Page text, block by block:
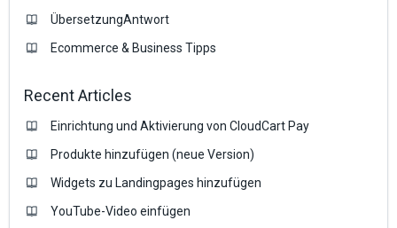
ÜbersetzungAntwort
Ecommerce & Business Tipps
Recent Articles
Einrichtung und Aktivierung von CloudCart Pay
Produkte hinzufügen (neue Version)
Widgets zu Landingpages hinzufügen
YouTube-Video einfügen